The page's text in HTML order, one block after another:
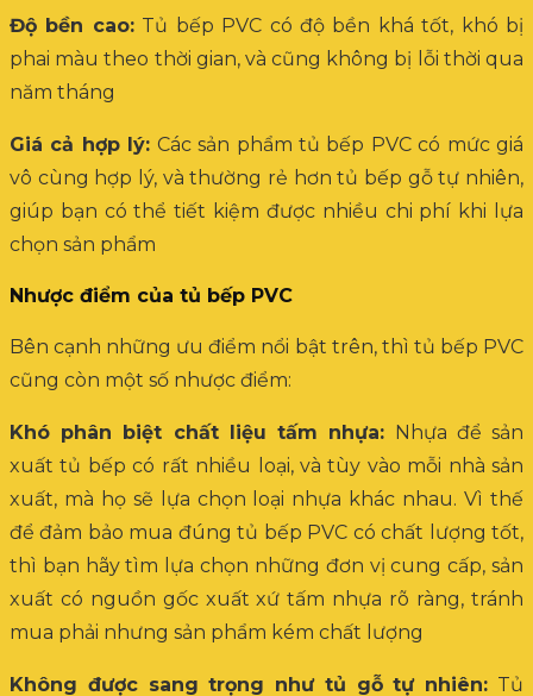
Độ bền cao:Tủ bếp PVC có độ bền khá tốt, khó bị
phai màu theo thời gian, và cũng không bị lỗi thời qua
năm tháng
Giá cả hợp lý: Các sản phẩm tủ bếp PVC có mức giá
vô cùng hợp lý, và thường rẻ hơn tủ bếp gỗ tự nhiên,
giúp bạn có thể tiết kiệm được nhiều chi phí khi lựa
chọn sản phẩm
Nhược điểm của tủ bếp PVC
Bên cạnh những ưu điểm nổi bật trên, thì tủ bếp PVC
cũng còn một số nhược điểm:
Khó phân biệt chất liệu tấm nhựa: Nhựa để sản
xuất tủ bếp có rất nhiều loại, và tùy vào mỗi nhà sản
xuất, mà họ sẽ lựa chọn loại nhựa khác nhau. Vì thế
để đảm bảo mua đúng tủ bếp PVC có chất lượng tốt,
thì bạn hãy tìm lựa chọn những đơn vị cung cấp, sản
xuất có nguồn gốc xuất xứ tấm nhựa rõ ràng, tránh
mua phải nhưng sản phẩm kém chất lượng
Không được sang trọng như tủ gỗ tự nhiên: Tủ